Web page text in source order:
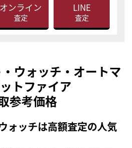
オンライン
査定
LINE
査定
ウォッチ・オートマ
トファイア
参考価格
ォッチは高額査定の人気